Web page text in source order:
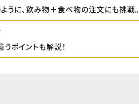
に、飲み物＋食べ物の注文にも挑戦。
ポイントも解説！